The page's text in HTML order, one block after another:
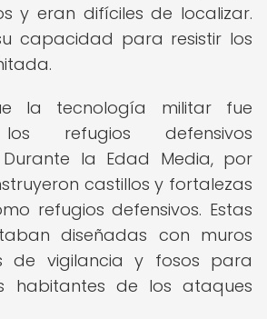
y eran difíciles de localizar.
capacidad para resistir los
la tecnología militar fue
refugios defensivos
Durante la Edad Media, por
castillos y fortalezas
refugios defensivos. Estas
diseñadas con muros
de vigilancia y fosos para
habitantes de los ataques